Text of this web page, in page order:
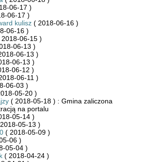
06-17 )
06-17 )
kulisz ( 2018-06-16 )
06-16 )
2018-06-15 )
06-13 )
06-13 )
06-13 )
06-12 )
06-11 )
06-03 )
05-20 )
( 2018-05-18 ) : Gmina zaliczona
na portalu
05-14 )
05-13 )
( 2018-05-09 )
06 )
05-04 )
( 2018-04-24 )